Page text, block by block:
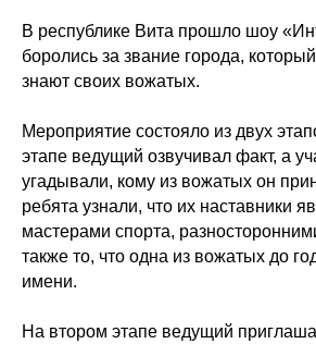
В республике Вита прошло шоу
боролись за звание города,
знают своих вожатых.
Мероприятие состояло из двух
этапе ведущий озвучивал факт, а
угадывали, кому из вожатых он
ребята узнали, что их наставники
мастерами спорта,
также то, что одна из вожатых до
имени.
На втором этапе ведущий